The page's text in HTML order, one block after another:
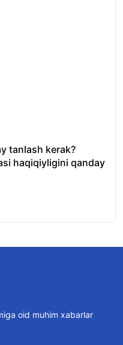
tanlash kerak?
haqiqiyligini qanday
oid muhim xabarlar